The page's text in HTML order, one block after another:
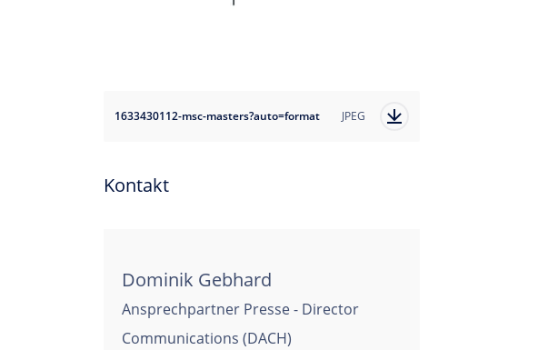
1633430112-msc-masters?auto=format JPEG
Kontakt
Dominik Gebhard
Ansprechpartner Presse - Director
Communications (DACH)